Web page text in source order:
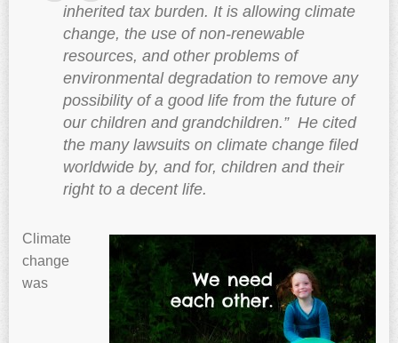
inherited tax burden. It is allowing climate
change, the use of non-renewable
resources, and other problems of
environmental degradation to remove any
possibility of a good life from the future of
our children and grandchildren.” He cited
the many lawsuits on climate change filed
worldwide by, and for, children and their
right to a decent life.
Climate
change
was